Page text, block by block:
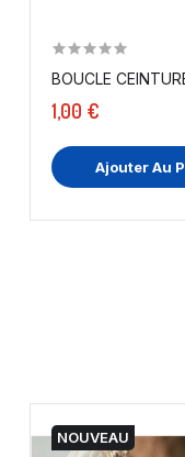
BOUCLE
1,00 €
Ajouter Au
NOUVEAU